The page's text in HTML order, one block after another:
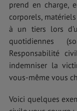
prend en charge,
corporels,
à un tiers lors
quotidiennes
Responsabilité
indemniser la
vous-même vous
Voici quelques